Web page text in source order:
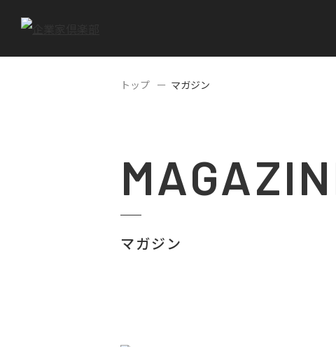
トップ マガジン
マガジン